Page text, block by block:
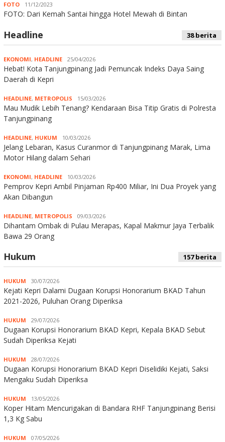
FOTO 11/12/2023
FOTO: Dari Kemah Santai hingga Hotel Mewah di Bintan
Headline 38 berita
EKONOMI, HEADLINE 25/04/2026
Hebat! Kota Tanjungpinang Jadi Pemuncak Indeks Daya Saing
Daerah di Kepri
HEADLINE, METROPOLIS 15/03/2026
Mau Mudik Lebih Tenang? Kendaraan Bisa Titip Gratis di Polresta
Tanjungpinang
HEADLINE, HUKUM 10/03/2026
Jelang Lebaran, Kasus Curanmor di Tanjungpinang Marak, Lima
Motor Hilang dalam Sehari
EKONOMI, HEADLINE 10/03/2026
Pemprov Kepri Ambil Pinjaman Rp400 Miliar, Ini Dua Proyek yang
Akan Dibangun
HEADLINE, METROPOLIS 09/03/2026
Dihantam Ombak di Pulau Merapas, Kapal Makmur Jaya Terbalik
Bawa 29 Orang
Hukum 157 berita
HUKUM 30/07/2026
Kejati Kepri Dalami Dugaan Korupsi Honorarium BKAD Tahun
2021-2026, Puluhan Orang Diperiksa
HUKUM 29/07/2026
Dugaan Korupsi Honorarium BKAD Kepri, Kepala BKAD Sebut
Sudah Diperiksa Kejati
HUKUM 28/07/2026
Dugaan Korupsi Honorarium BKAD Kepri Diselidiki Kejati, Saksi
Mengaku Sudah Diperiksa
HUKUM 13/05/2026
Koper Hitam Mencurigakan di Bandara RHF Tanjungpinang Berisi
1,3 Kg Sabu
HUKUM 07/05/2026